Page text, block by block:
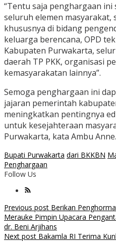
“Tentu saja penghargaan ini
seluruh elemen masyarakat,
khususnya di bidang
keluarga berencana, OPD
Kabupaten Purwakarta,
daerah TP PKK, organisasi
kemasyarakatan lainnya”.
Semoga penghargaan ini
jajaran pemerintah
meningkatkan pentingnya
untuk kesejahteraan
Purwakarta, kata Ambu
Bupati Purwakarta dari BKKBN
Penghargaan
Follow Us
Post
navigation
Previous post Berikan
Merauke Pimpin Upacara
dr. Beni Arjihans
Next post Bakamla RI Terima